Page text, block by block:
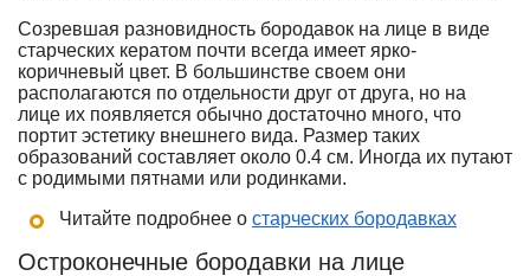
Созревшая разновидность бородавок на лице в виде
старческих кератом почти всегда имеет ярко-
коричневый цвет. В большинстве своем они
располагаются по отдельности друг от друга, но на
лице их появляется обычно достаточно много, что
портит эстетику внешнего вида. Размер таких
образований составляет около 0.4 см. Иногда их путают
с родимыми пятнами или родинками.
Читайте подробнее о старческих бородавках
Остроконечные бородавки на лице